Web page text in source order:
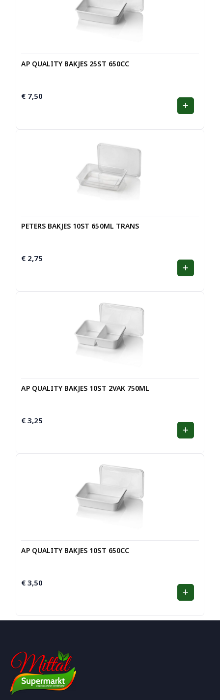
AP QUALITY BAKJES 25ST 650CC
€ 7,50
PETERS BAKJES 10ST 650ML TRANS
€ 2,75
AP QUALITY BAKJES 10ST 2VAK 750ML
€ 3,25
AP QUALITY BAKJES 10ST 650CC
€ 3,50